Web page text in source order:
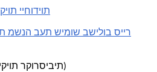
גלישה
צירוף תיקיות משנה בעת שימוש
(ראה גם השוואת